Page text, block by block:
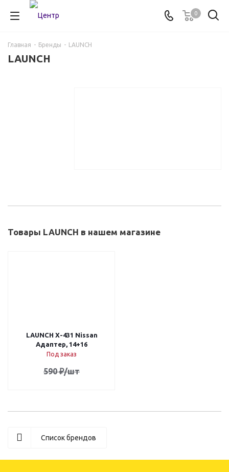
0
Главная - Бренды - LAUNCH
LAUNCH
Товары LAUNCH в нашем магазине
LAUNCH X-431 Nissan
Адаптер, 14+16
Под заказ
590₽/шт
Список брендов